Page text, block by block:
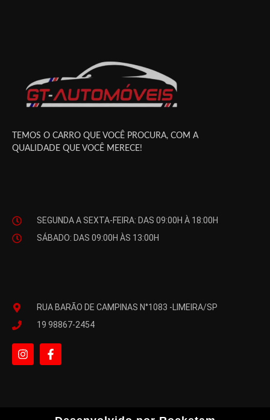
TEMOS O CARRO QUE VOCÊ PROCURA, COM A
QUALIDADE QUE VOCÊ MERECE!
SEGUNDA A SEXTA-FEIRA: DAS 09:00H À 18:00H
SÁBADO: DAS 09:00H ÀS 13:00H
RUA BARÃO DE CAMPINAS N°1083 -LIMEIRA/SP
19 98867-2454